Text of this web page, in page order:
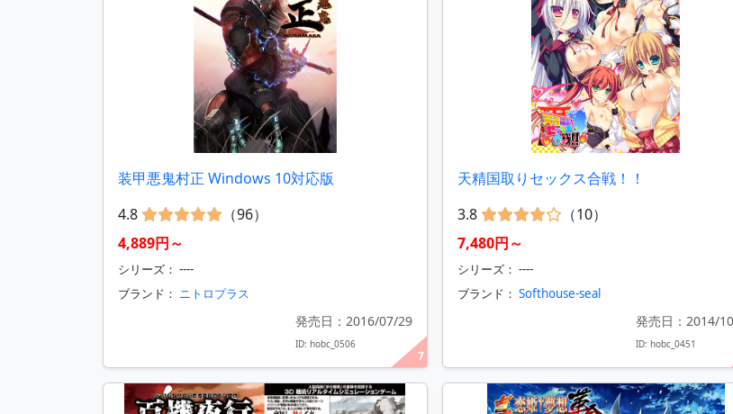
7
装甲悪鬼村正 Windows 10対応版
4.8
（96）
4,889円～
シリーズ： ----
ブランド： ニトロプラス
発売日：2016/07/29
ID: hobc_0506
天精国取りセックス合戦！！
3.8
（10）
7,480円～
シリーズ： ----
ブランド：Softhouse-seal
発売日：2014/
ID: hobc_0451